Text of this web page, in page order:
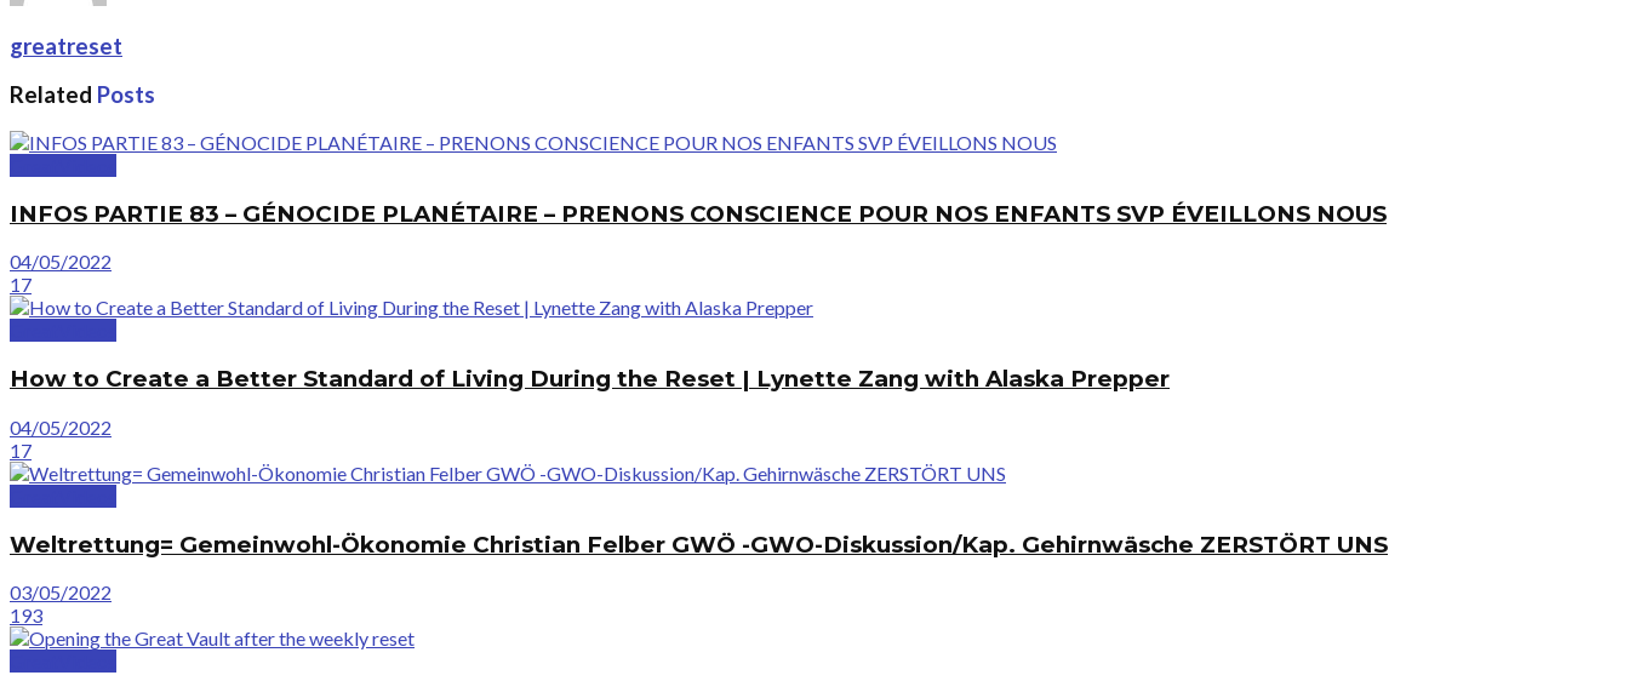
greatreset
Related Posts
INFOS PARTIE 83 – GÉNOCIDE PLANÉTAIRE – PRENONS CONSCIENCE POUR NOS ENFANTS SVP ÉVEILLONS NOUS
04/05/2022
17
How to Create a Better Standard of Living During the Reset | Lynette Zang with Alaska Prepper
04/05/2022
17
Weltrettung= Gemeinwohl-Ökonomie Christian Felber GWÖ -GWO-Diskussion/Kap. Gehirnwäsche ZERSTÖRT UNS
03/05/2022
193